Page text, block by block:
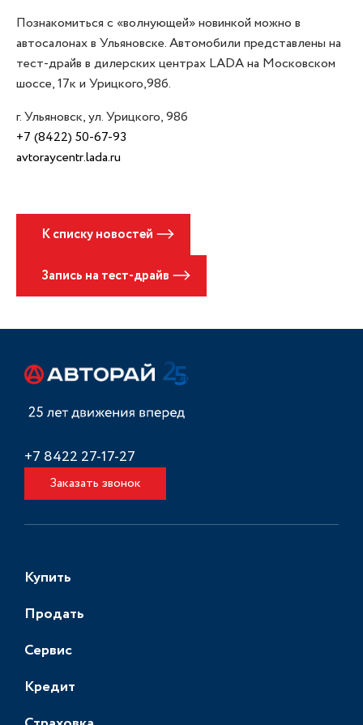
Познакомиться с «волнующей» новинкой можно в
автосалонах в Ульяновске. Автомобили представлены на
тест-драйв в дилерских центрах LADA на Московском
шоссе, 17к и Урицкого,98б.
г. Ульяновск, ул. Урицкого, 98б
+7 (8422) 50-67-93
avtoraycentr.lada.ru
К списку новостей
Запись на тест-драйв
+7 8422 27-17-27
Заказать звонок
Купить
Продать
Сервис
Кредит